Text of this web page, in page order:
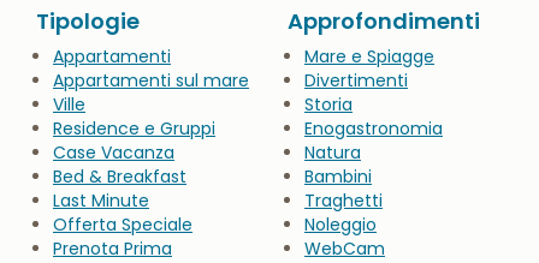
Tipologie
Appartamenti
Appartamenti sul mare
Ville
Residence e Gruppi
Case Vacanza
Bed & Breakfast
Last Minute
Offerta Speciale
Prenota Prima
Approfondimenti
Mare e Spiagge
Divertimenti
Storia
Enogastronomia
Natura
Bambini
Traghetti
Noleggio
WebCam